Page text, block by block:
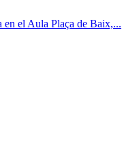
en el Aula Plaça de Baix,...